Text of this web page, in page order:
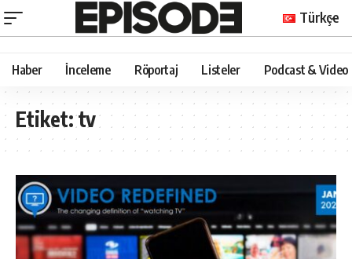
Türkçe
Haber İnceleme Röportaj Listeler Podcast & Video
Etiket:tv